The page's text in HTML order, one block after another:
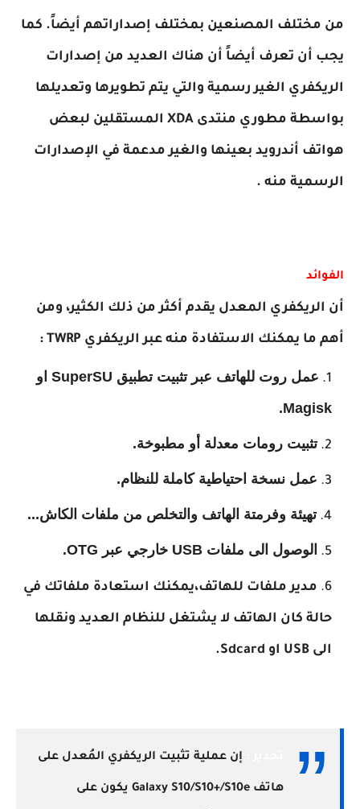
من مختلف المصنعين بمختلف إصداراتهم أيضاً. كما
يجب أن تعرف أيضاً أن هناك العديد من إصدارات
الريكفري الغير رسمية والتي يتم تطويرها وتعديلها
بواسطة مطوري منتدى XDA المستقلين لبعض
هواتف أندرويد بعينها والغير مدعمة في الإصدارات
الرسمية منه .
الفوائد
أن الريكفري المعدل يقدم أكثر من ذلك الكثير، ومن
أهم ما يمكنك الاستفادة منه عبر الريكفري TWRP :
عمل روت للهاتف عبر تثبيت تطبيق SuperSU او
Magisk.
تثبيت رومات معدلة أو مطبوخة.
عمل نسخة احتياطية كاملة للنظام.
تهيئة وفرمتة الهاتف والتخلص من ملفات الكاش...
الوصول الى ملفات USB خارجي عبر OTG.
مدير ملفات للهاتف،يمكنك استعادة ملفاتك في
حالة كان الهاتف لا يشتغل للنظام العديد ونقلها
الى USB او Sdcard.
إن عملية تثبيت الريكفري المُعدل على
هاتف Galaxy S10/S10+/S10e يكون على